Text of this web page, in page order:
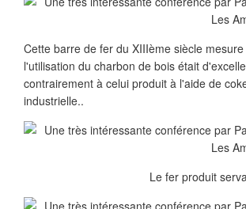
Cette barre de fer du XIIIème siècle
l'utilisation du charbon de bois était
contrairement à celui produit à l'aide de
industrielle..
Le fer produit